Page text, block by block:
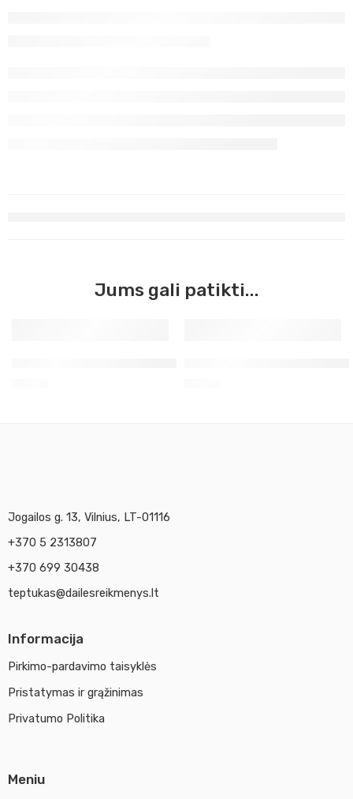
Jums gali patikti...
Jogailos g. 13, Vilnius, LT-01116
+370 5 2313807
+370 699 30438
teptukas@dailesreikmenys.lt
Informacija
Pirkimo-pardavimo taisyklės
Pristatymas ir grąžinimas
Privatumo Politika
Meniu